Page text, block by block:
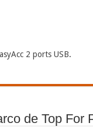
2 ports USB.
de Top For